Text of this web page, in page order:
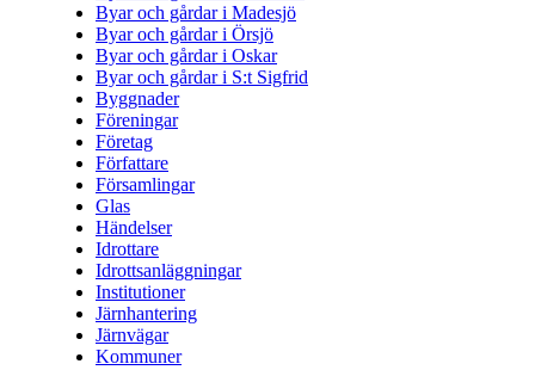
Byar och gårdar i Madesjö
Byar och gårdar i Örsjö
Byar och gårdar i Oskar
Byar och gårdar i S:t Sigfrid
Byggnader
Föreningar
Företag
Författare
Församlingar
Glas
Händelser
Idrottare
Idrottsanläggningar
Institutioner
Järnhantering
Järnvägar
Kommuner